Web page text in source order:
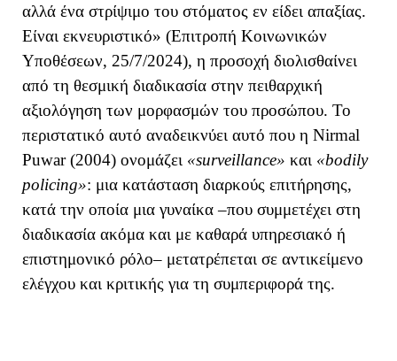
αλλά ένα στρίψιμο του στόματος εν είδει απαξίας.
Είναι εκνευριστικό» (Επιτροπή Κοινωνικών
Υποθέσεων, 25/7/2024), η προσοχή διολισθαίνει
από τη θεσμική διαδικασία στην πειθαρχική
αξιολόγηση των μορφασμών του προσώπου. Το
περιστατικό αυτό αναδεικνύει αυτό που η Nirmal
Puwar (2004) ονομάζει «surveillance» και «bodily
policing»: μια κατάσταση διαρκούς επιτήρησης,
κατά την οποία μια γυναίκα –που συμμετέχει στη
διαδικασία ακόμα και με καθαρά υπηρεσιακό ή
επιστημονικό ρόλο– μετατρέπεται σε αντικείμενο
ελέγχου και κριτικής για τη συμπεριφορά της.